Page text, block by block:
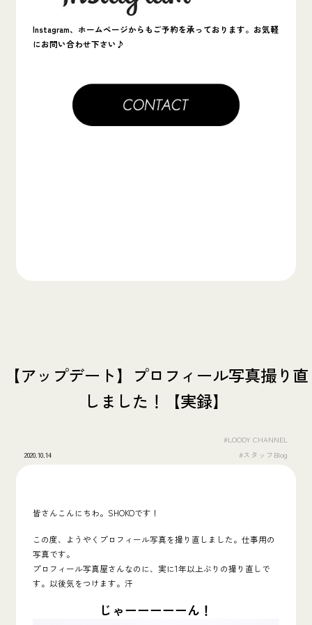
Instagram、ホームページからもご予約を承っております。お気軽
にお問い合わせ下さい♪
【アップデート】プロフィール写真撮り直
しました！【実録】
2020.10.14
#LOODY CHANNEL
#スタッフBlog
皆さんこんにちわ。SHOKOです！
この度、ようやくプロフィール写真を撮り直しました。仕事用の
写真です。
プロフィール写真屋さんなのに、実に1年以上ぶりの撮り直しで
す。以後気をつけます。汗
じゃーーーーーん！